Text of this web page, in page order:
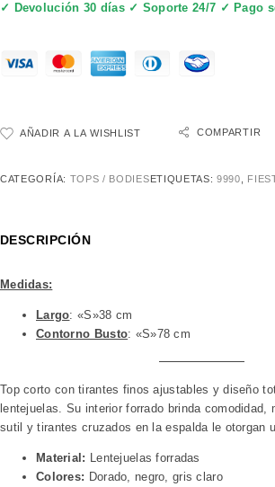
✓ Devolución 30 días ✓ Soporte 24/7 ✓ Pago
AÑADIR A LA WISHLIST COMPARTIR
CATEGORÍA: TOPS / BODIESETIQUETAS:9990
DESCRIPCIÓN
Medidas:
Largo: «S»38 cm
Contorno Busto: «S»78 cm
Top corto con tirantes finos ajustables y diseño
lentejuelas. Su interior forrado brinda comodidad,
sutil y tirantes cruzados en la espalda le otorgan
Material: Lentejuelas forradas
Colores: Dorado, negro, gris claro